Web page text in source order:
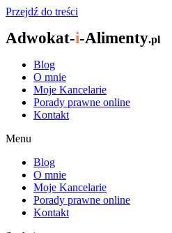
Przejdź do treści
Adwokat-i-Alimenty.pl
Blog
O mnie
Moje Kancelarie
Porady prawne online
Kontakt
Menu
Blog
O mnie
Moje Kancelarie
Porady prawne online
Kontakt